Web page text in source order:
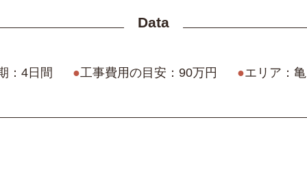
Data
：4日間 ●工事費用の目安：90万円 ●エリア：